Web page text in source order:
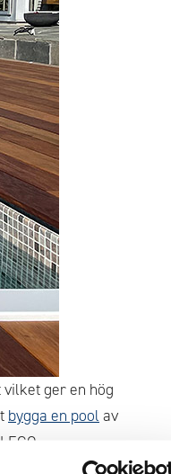
ger en hög
bygga en pool av